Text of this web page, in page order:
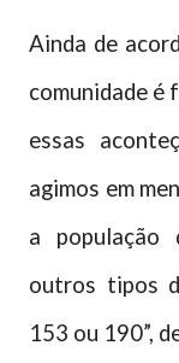
Ainda de
comunidade é
essas
agimos em
a população
outros tipos
153 ou 190”,